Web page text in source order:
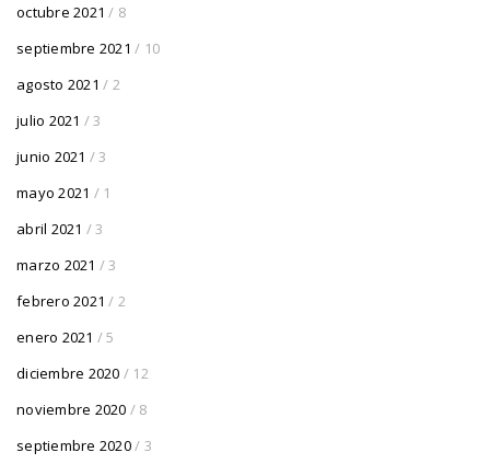
octubre 2021 / 8
septiembre 2021 / 10
agosto 2021 / 2
julio 2021 / 3
junio 2021 / 3
mayo 2021 / 1
abril 2021 / 3
marzo 2021 / 3
febrero 2021 / 2
enero 2021 / 5
diciembre 2020 / 12
noviembre 2020 / 8
septiembre 2020/ 3